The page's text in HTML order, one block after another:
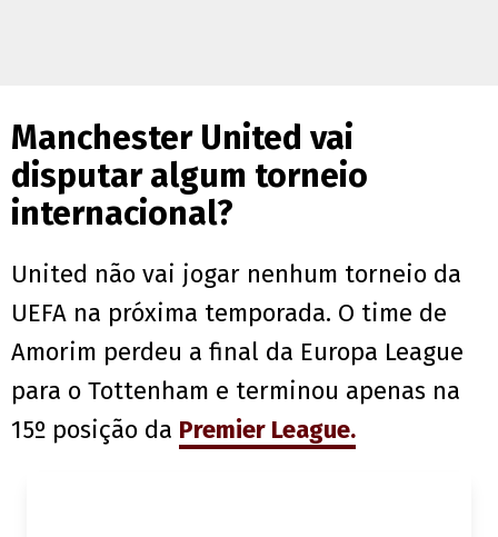
Manchester United vai
disputar algum torneio
internacional?
United não vai jogar nenhum torneio da
UEFA na próxima temporada. O time de
Amorim perdeu a final da Europa League
para o Tottenham e terminou apenas na
15º posição da Premier League.